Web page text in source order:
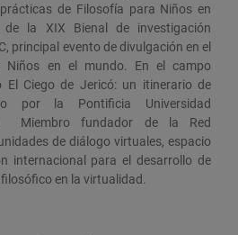
de Filosofía para Niños en
de la XIX Bienal de investigación
principal evento de divulgación en el
Niños en el mundo. En el campo
Ciego de Jericó: un itinerario de
por la Pontificia Universidad
Miembro fundador de la Red
de diálogo virtuales, espacio
internacional para el desarrollo de
en la virtualidad.